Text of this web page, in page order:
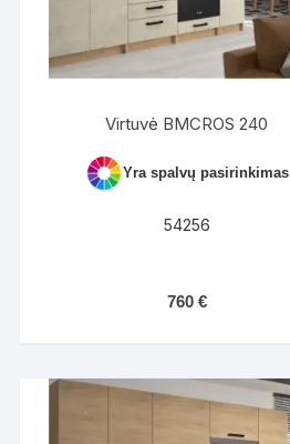
Virtuvė BMCROS 240
Yra spalvų pasirinkimas
54256
760 €